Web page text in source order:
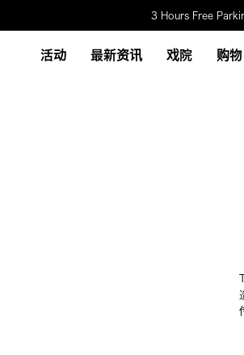
3 Hours Free
活动 最新资讯 戏院 购物